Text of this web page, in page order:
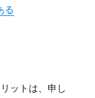
る
ットは、申し